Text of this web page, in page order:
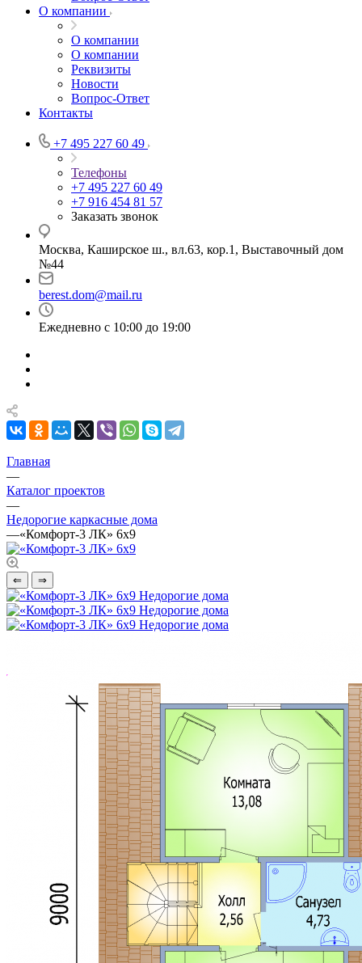
О компании
О компании
О компании
Реквизиты
Новости
Вопрос-Ответ
Контакты
+7 495 227 60 49
Телефоны
+7 495 227 60 49
+7 916 454 81 57
Заказать звонок
Москва, Каширское ш., вл.63, кор.1, Выставочный дом
№44
berest.dom@mail.ru
Ежедневно с 10:00 до 19:00
Главная
—
Каталог проектов
—
Недорогие каркасные дома
—«Комфорт-3 ЛК» 6х9
⇐ ⇒